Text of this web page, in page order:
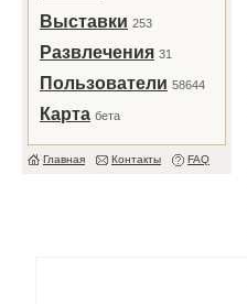
Выставки 253
Развлечения 31
Пользователи 58644
Карта бета
Главная Контакты FAQ